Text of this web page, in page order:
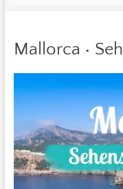
Mallorca •